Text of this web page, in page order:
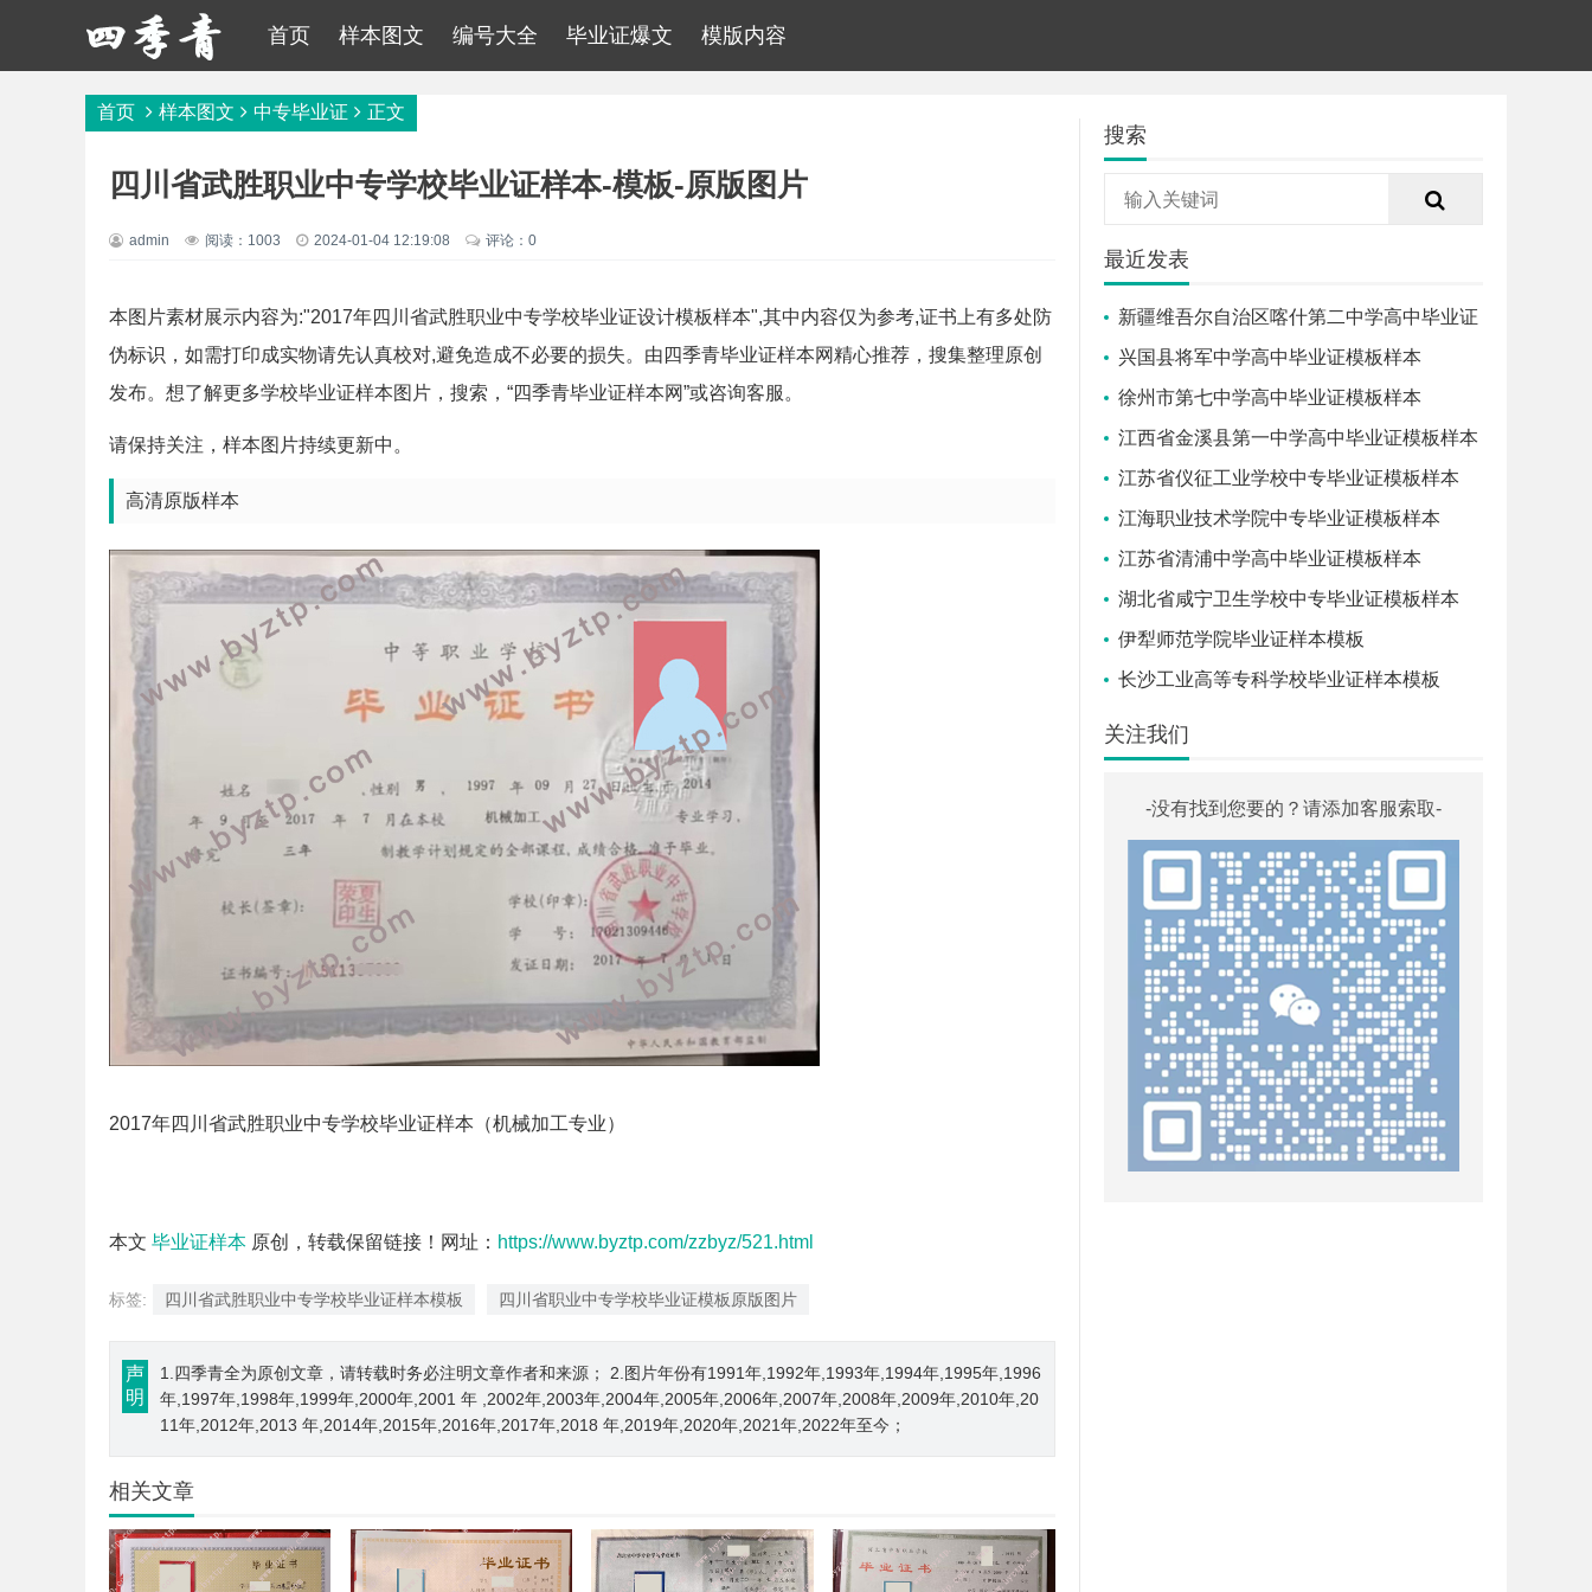
首页 样本图文 编号大全 毕业证爆文 模版内容
首页 样本图文 中专毕业证 正文
四川省武胜职业中专学校毕业证样本-模板-原版图片
admin 阅读：1003 2024-01-04 12:19:08 评论：0
本图片素材展示内容为:"2017年四川省武胜职业中专学校毕业证设计模板样本",其中内容仅为参考,证书上有多处防
伪标识，如需打印成实物请先认真校对,避免造成不必要的损失。由四季青毕业证样本网精心推荐，搜集整理原创
发布。想了解更多学校毕业证样本图片，搜索，“四季青毕业证样本网”或咨询客服。
请保持关注，样本图片持续更新中。
高清原版样本
2017年四川省武胜职业中专学校毕业证样本（机械加工专业）
本文 毕业证样本 原创，转载保留链接！网址： https://www.byztp.com/zzbyz/521.html
标签: 四川省武胜职业中专学校毕业证样本模板 四川省职业中专学校毕业证模板原版图片
声
明
1.四季青全为原创文章，请转载时务必注明文章作者和来源； 2.图片年份有1991年,1992年,1993年,1994年,1995年,1996
年,1997年,1998年,1999年,2000年,2001 年 ,2002年,2003年,2004年,2005年,2006年,2007年,2008年,2009年,2010年,20
11年,2012年,2013 年,2014年,2015年,2016年,2017年,2018 年,2019年,2020年,2021年,2022年至今；
相关文章
搜索
最近发表
新疆维吾尔自治区喀什第二中学高中毕业证
模板样本
兴国县将军中学高中毕业证模板样本
徐州市第七中学高中毕业证模板样本
江西省金溪县第一中学高中毕业证模板样本
江苏省仪征工业学校中专毕业证模板样本
江海职业技术学院中专毕业证模板样本
江苏省清浦中学高中毕业证模板样本
湖北省咸宁卫生学校中专毕业证模板样本
伊犁师范学院毕业证样本模板
长沙工业高等专科学校毕业证样本模板
关注我们
-没有找到您要的？请添加客服索取-